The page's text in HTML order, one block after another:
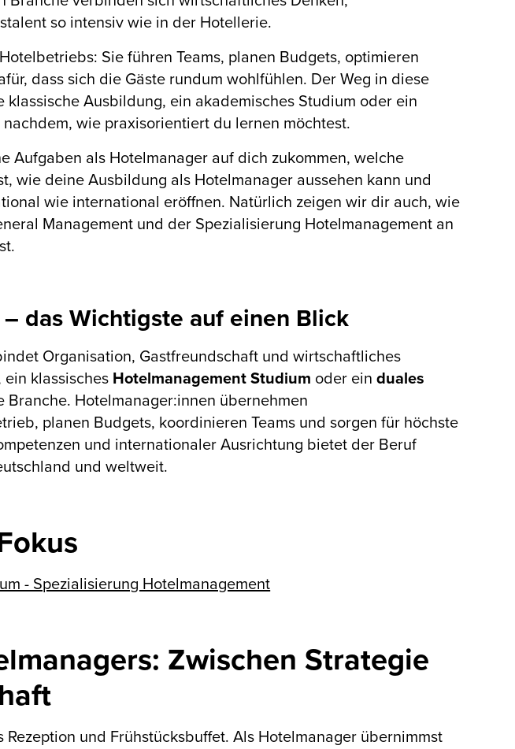
so intensiv wie in der Hotellerie.
Sie führen Teams, planen Budgets, optimieren
dass sich die Gäste rundum wohlfühlen. Der Weg in diese
Ausbildung, ein akademisches Studium oder ein
wie praxisorientiert du lernen möchtest.
Aufgaben als Hotelmanager auf dich zukommen, welche
wie deine Ausbildung als Hotelmanager aussehen kann und
wie international eröffnen. Natürlich zeigen wir dir auch, wie
Management und der Spezialisierung Hotelmanagement an
das Wichtigste auf einen Blick
Organisation, Gastfreundschaft und wirtschaftliches
ein klassisches Hotelmanagement Studium oder einduales
Branche. Hotelmanager:innen übernehmen
planen Budgets, koordinieren Teams und sorgen für höchste
und internationaler Ausrichtung bietet der Beruf
und weltweit.
- Spezialisierung Hotelmanagement
Zwischen Strategie
und Frühstücksbuffet. Als Hotelmanager übernimmst